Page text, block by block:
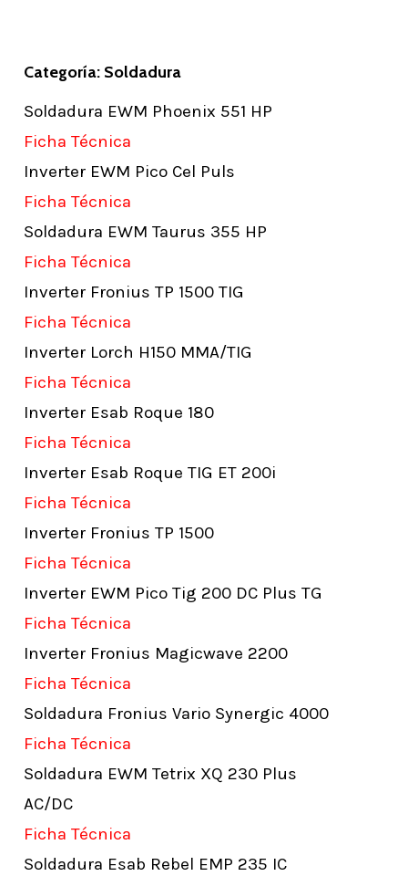
Categoría: Soldadura
Soldadura EWM Phoenix 551 HP
Ficha Técnica
Inverter EWM Pico Cel Puls
Ficha Técnica
Soldadura EWM Taurus 355 HP
Ficha Técnica
Inverter Fronius TP 1500 TIG
Ficha Técnica
Inverter Lorch H150 MMA/TIG
Ficha Técnica
Inverter Esab Roque 180
Ficha Técnica
Inverter Esab Roque TIG ET 200i
Ficha Técnica
Inverter Fronius TP 1500
Ficha Técnica
Inverter EWM Pico Tig 200 DC Plus TG
Ficha Técnica
Inverter Fronius Magicwave 2200
Ficha Técnica
Soldadura Fronius Vario Synergic 4000
Ficha Técnica
Soldadura EWM Tetrix XQ 230 Plus
AC/DC
Ficha Técnica
Soldadura Esab Rebel EMP 235 IC